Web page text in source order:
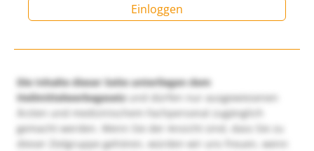
Einloggen
Die Inhalte dieser Seite unterliegen dem
Heilmittelwerbegesetzund dürfen nur ausgewiesenen
Ärzten und medizinischem Fachpersonal zugänglich
gemacht werden. Wenn Sie der Ansicht sind, dass Sie zu
dieser Zielgruppe gehören, würden wir uns freuen, wenn